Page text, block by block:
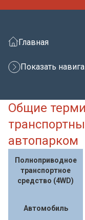
Главная
Показать
Общие
автопарком
Полноприводное
транспортное
средство (4WD)
Автомобиль